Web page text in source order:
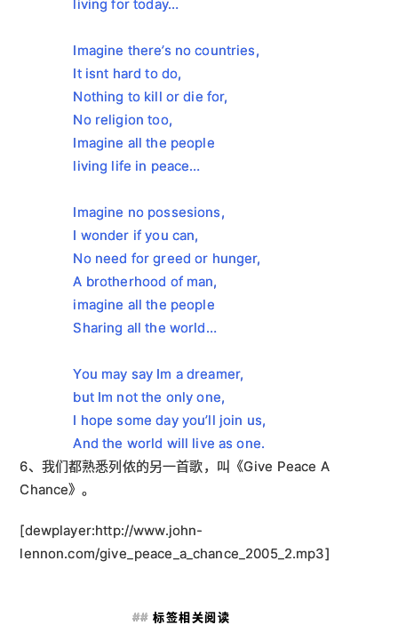
living for today…
Imagine there’s no countries,
It isnt hard to do,
Nothing to kill or die for,
No religion too,
Imagine all the people
living life in peace…
Imagine no possesions,
I wonder if you can,
No need for greed or hunger,
A brotherhood of man,
imagine all the people
Sharing all the world…
You may say Im a dreamer,
but Im not the only one,
I hope some day you’ll join us,
And the world will live as one.
6、我们都熟悉列侬的另一首歌，叫《Give Peace A
Chance》。
[dewplayer:http://www.john-
lennon.com/give_peace_a_chance_2005_2.mp3]
标签相关阅读